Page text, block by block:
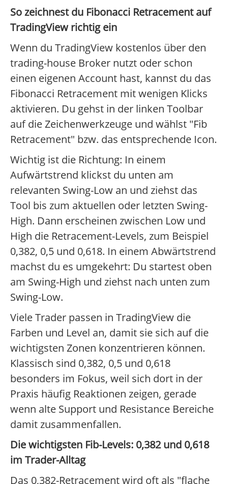
So zeichnest du Fibonacci Retracement auf
TradingView richtig ein
Wenn du TradingView kostenlos über den
trading-house Broker nutzt oder schon
einen eigenen Account hast, kannst du das
Fibonacci Retracement mit wenigen Klicks
aktivieren. Du gehst in der linken Toolbar
auf die Zeichenwerkzeuge und wählst "Fib
Retracement" bzw. das entsprechende Icon.
Wichtig ist die Richtung: In einem
Aufwärtstrend klickst du unten am
relevanten Swing-Low an und ziehst das
Tool bis zum aktuellen oder letzten Swing-
High. Dann erscheinen zwischen Low und
High die Retracement-Levels, zum Beispiel
0,382, 0,5 und 0,618. In einem Abwärtstrend
machst du es umgekehrt: Du startest oben
am Swing-High und ziehst nach unten zum
Swing-Low.
Viele Trader passen in TradingView die
Farben und Level an, damit sie sich auf die
wichtigsten Zonen konzentrieren können.
Klassisch sind 0,382, 0,5 und 0,618
besonders im Fokus, weil sich dort in der
Praxis häufig Reaktionen zeigen, gerade
wenn alte Support und Resistance Bereiche
damit zusammenfallen.
Die wichtigsten Fib-Levels: 0,382 und 0,618
im Trader-Alltag
Das 0,382-Retracement wird oft als "flache